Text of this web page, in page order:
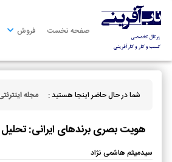
صفحه
نخست
فروش
کارآفرینی
صفحه نخست فروش
شما در حال حاضر اینجا هستید : مجله
هویت بصری برندهای ایرانی:
سیدمیثم هاشمی نژاد